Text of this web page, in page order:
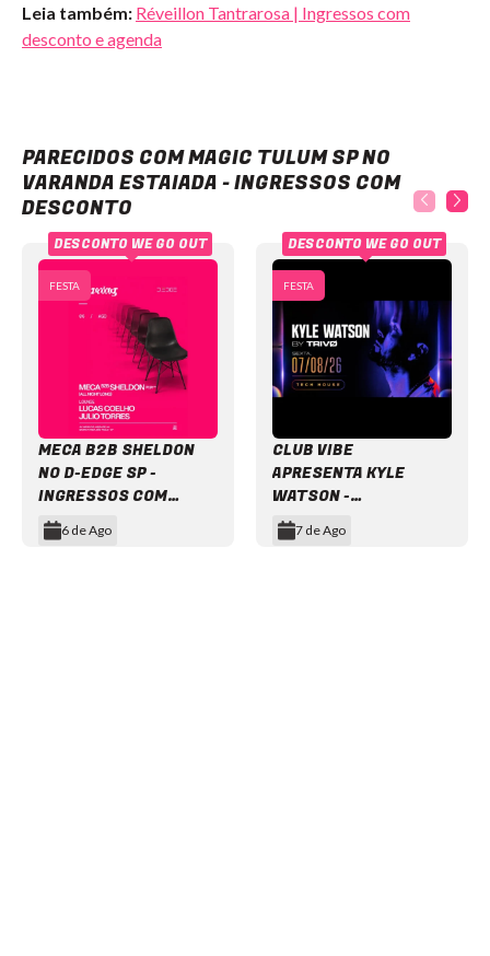
Leia também: Réveillon Tantrarosa | Ingressos com
desconto e agenda
PARECIDOS COM MAGIC TULUM SP NO
VARANDA ESTAIADA - INGRESSOS COM
DESCONTO
FESTA
MECA B2B SHELDON
NO D-EDGE SP -
INGRESSOS COM
DESCONTO
6 de Ago
DESCONTO WE GO OUT
FESTA
CLUB VIBE
APRESENTA KYLE
WATSON -
INGRESSOS COM
DESCONTO
7 de Ago
DESCONTO WE GO OUT